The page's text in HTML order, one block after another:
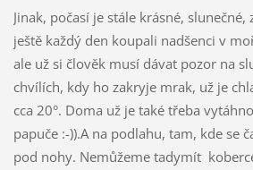
Jinak, počasí je stále krásné, slunečné,
ještě každý den koupali nadšenci v
ale už si člověk musí dávat pozor na
chvílích, kdy ho zakryje mrak, už je
cca 20°. Doma už je také třeba
papuče :-)).A na podlahu, tam, kde se
pod nohy. Nemůžeme tadymít